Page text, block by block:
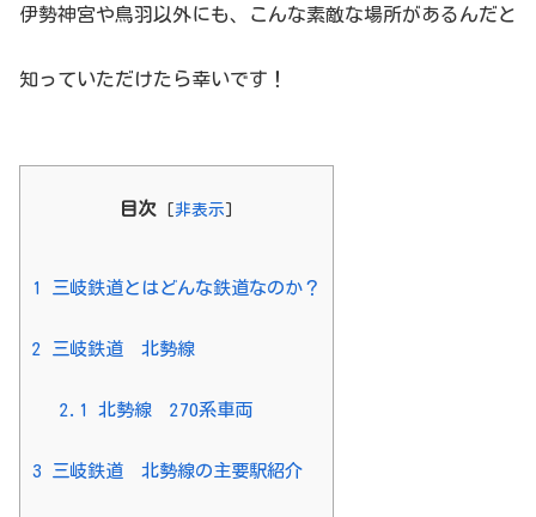
伊勢神宮や鳥羽以外にも、こんな素敵な場所があるんだと
知っていただけたら幸いです！
目次 [ 非表示 ]
1 三岐鉄道とはどんな鉄道なのか？
2 三岐鉄道 北勢線
2.1 北勢線 270系車両
3 三岐鉄道 北勢線の主要駅紹介